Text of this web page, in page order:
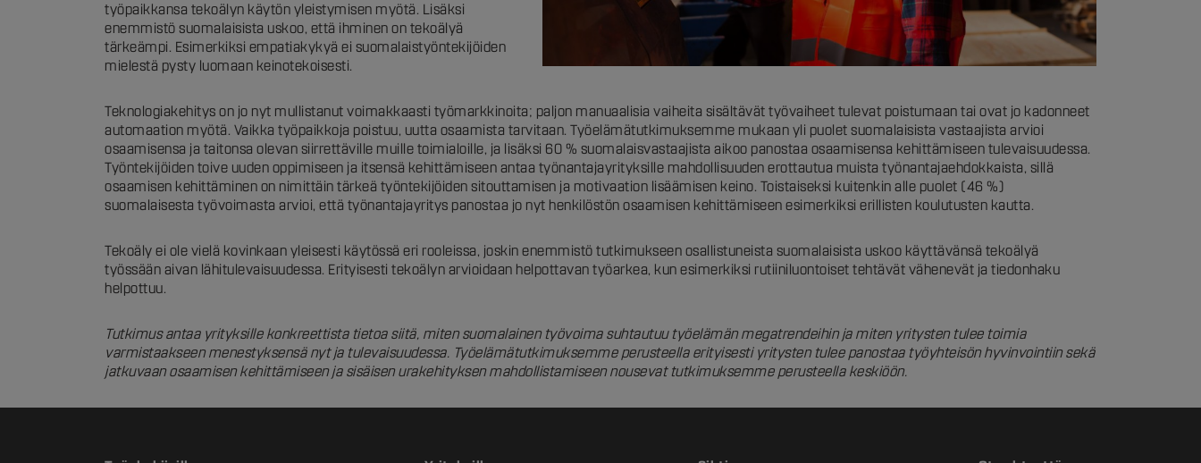
työpaikkansa tekoälyn käytön yleistymisen myötä. Lisäksi
enemmistö suomalaisista uskoo, että ihminen on tekoälyä
tärkeämpi. Esimerkiksi empatiakykyä ei suomalaistyöntekijöiden
mielestä pysty luomaan keinotekoisesti.
Teknologiakehitys on jo nyt mullistanut voimakkaasti työmarkkinoita; paljon manuaalisia vaiheita sisältävät työvaiheet tulevat poistumaan tai ovat jo kadonneet
automaation myötä. Vaikka työpaikkoja poistuu, uutta osaamista tarvitaan. Työelämätutkimuksemme mukaan yli puolet suomalaisista vastaajista arvioi
osaamisensa ja taitonsa olevan siirrettäville muille toimialoille, ja lisäksi 60 % suomalaisvastaajista aikoo panostaa osaamisensa kehittämiseen tulevaisuudessa.
Työntekijöiden toive uuden oppimiseen ja itsensä kehittämiseen antaa työnantajayrityksille mahdollisuuden erottautua muista työnantajaehdokkaista, sillä
osaamisen kehittäminen on nimittäin tärkeä työntekijöiden sitouttamisen ja motivaation lisäämisen keino. Toistaiseksi kuitenkin alle puolet (46 %)
suomalaisesta työvoimasta arvioi, että työnantajayritys panostaa jo nyt henkilöstön osaamisen kehittämiseen esimerkiksi erillisten koulutusten kautta.
Tekoäly ei ole vielä kovinkaan yleisesti käytössä eri rooleissa, joskin enemmistö tutkimukseen osallistuneista suomalaisista uskoo käyttävänsä tekoälyä
työssään aivan lähitulevaisuudessa. Erityisesti tekoälyn arvioidaan helpottavan työarkea, kun esimerkiksi rutiiniluontoiset tehtävät vähenevät ja tiedonhaku
helpottuu.
Tutkimus antaa yrityksille konkreettista tietoa siitä, miten suomalainen työvoima suhtautuu työelämän megatrendeihin ja miten yritysten tulee toimia
varmistaakseen menestyksensä nyt ja tulevaisuudessa. Työelämätutkimuksemme perusteella erityisesti yritysten tulee panostaa työyhteisön hyvinvointiin sekä
jatkuvaan osaamisen kehittämiseen ja sisäisen urakehityksen mahdollistamiseen nousevat tutkimuksemme perusteella keskiöön.